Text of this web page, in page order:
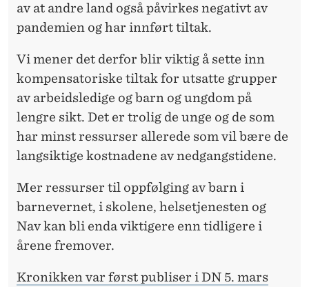
av at andre land også påvirkes negativt av
pandemien og har innført tiltak.
Vi mener det derfor blir viktig å sette inn
kompensatoriske tiltak for utsatte grupper
av arbeidsledige og barn og ungdom på
lengre sikt. Det er trolig de unge og de som
har minst ressurser allerede som vil bære de
langsiktige kostnadene av nedgangstidene.
Mer ressurser til oppfølging av barn i
barnevernet, i skolene, helsetjenesten og
Nav kan bli enda viktigere enn tidligere i
årene fremover.
Kronikken var først publiser i DN 5. mars